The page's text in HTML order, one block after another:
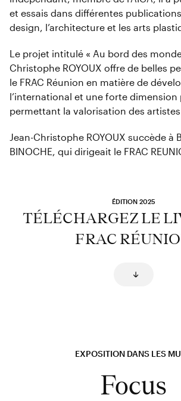
et essais dans différentes
design, l’architecture et les arts
Le projet intitulé « Au bord des
Christophe ROYOUX offre de belles
le FRAC Réunion en matière de
l’international et une forte dimension
permettant la valorisation des
Jean-Christophe ROYOUX succède à
BINOCHE, qui dirigeait le FRAC
ÉDITION 2025
TÉLÉCHARGEZ LE
FRAC
EXPOSITION DANS LES
Focus